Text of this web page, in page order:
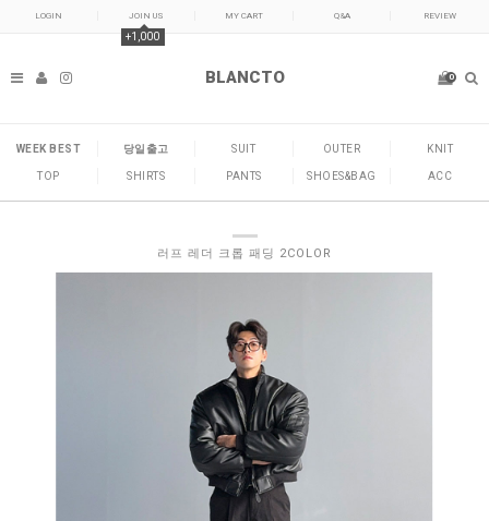
LOGIN JOIN US
+1,000
MY CART Q&A REVIEW
BLANCTO 0
WEEK BEST 당일출고 SUIT OUTER KNIT
TOP SHIRTS PANTS SHOES&BAG ACC
러프 레더 크롭 패딩 2COLOR